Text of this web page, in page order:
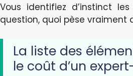
Vous identifiez d’instinct
question, quoi pèse vraiment
La liste des
le coût d’un